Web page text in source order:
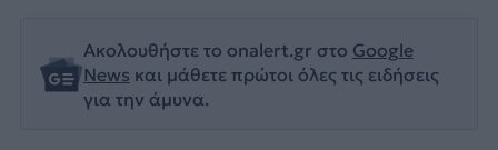
Ακολουθήστε το onalert.gr στο Google
News και μάθετε πρώτοι όλες τις ειδήσεις
για την άμυνα.